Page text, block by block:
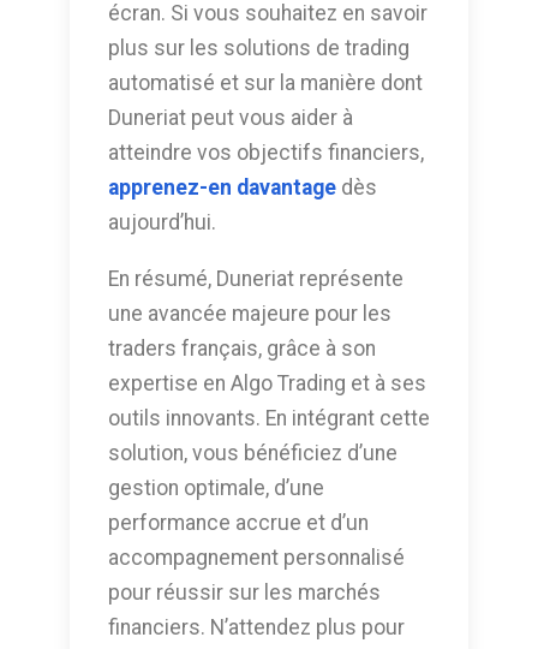
écran. Si vous souhaitez en savoir
plus sur les solutions de trading
automatisé et sur la manière dont
Duneriat peut vous aider à
atteindre vos objectifs financiers,
apprenez-en davantage dès
aujourd’hui.
En résumé, Duneriat représente
une avancée majeure pour les
traders français, grâce à son
expertise en Algo Trading et à ses
outils innovants. En intégrant cette
solution, vous bénéficiez d’une
gestion optimale, d’une
performance accrue et d’un
accompagnement personnalisé
pour réussir sur les marchés
financiers. N’attendez plus pour